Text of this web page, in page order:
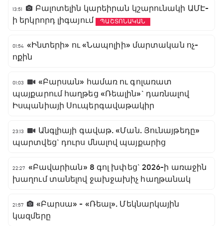
13:51
Բալոտելին կարեիրան կշարունակի ԱՄԷ-
ի երկրորդ լիգայում
ՊԱՇՏՈՆԱԿԱՆ
01:54 «Ինտերի» ու «Նապոլիի» մարտական ոչ-
ոքին
01:03
«Բարսան» համառ ու գոլառատ
պայքարում հաղթեց «Ռեալին»` դառնալով
Իսպանիայի Սուպերգավաթակիր
23:13
Անգլիայի գավաթ. «Ման. Յունայթեդը»
պարտվեց` դուրս մնալով պայքարից
22:27 «Բավարիան» 8 գոլ խփեց` 2026-ի առաջին
խաղում տանելով ջախջախիչ հաղթանակ
21:57
«Բարսա» - «Ռեալ». Մեկնարկային
կազմերը